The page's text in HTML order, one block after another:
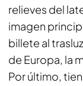
relieves del
imagen
billete al
de Europa, la
Por último,